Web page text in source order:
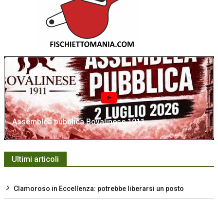
Assemblea pubblica Bovalinese 1911
Ultimi articoli
Clamoroso in Eccellenza: potrebbe liberarsi un posto